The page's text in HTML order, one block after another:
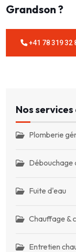
Grandson ?
+41 78 319 32
Nos
Plomberie
Débouchage
Fuite d'eau
Chauffage &
Entretien